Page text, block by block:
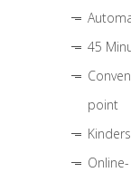
45
point